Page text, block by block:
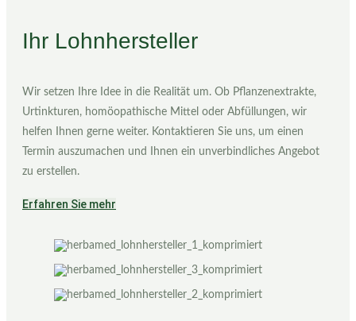
Ihr Lohnhersteller
Wir setzen Ihre Idee in die Realität um. Ob Pflanzenextrakte,
Urtinkturen, homöopathische Mittel oder Abfüllungen, wir
helfen Ihnen gerne weiter. Kontaktieren Sie uns, um einen
Termin auszumachen und Ihnen ein unverbindliches Angebot
zu erstellen.
Erfahren Sie mehr